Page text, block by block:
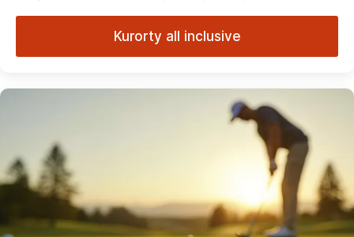
Kurorty all inclusive